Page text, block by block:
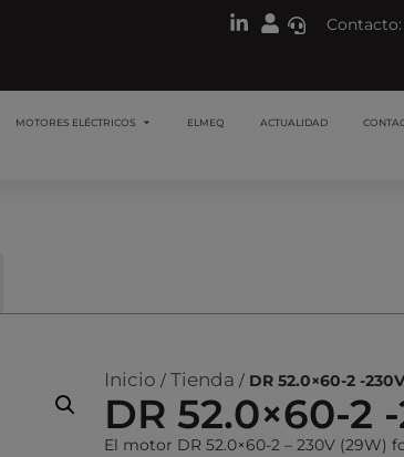
Contacto:
MOTORES ELÉCTRICOS ELMEQ ACTUALIDAD
Inicio / Tienda / DR 52.0×60-2 -230V
DR 52.0×60-2
El motor DR 52.0×60-2 – 230V (29W)